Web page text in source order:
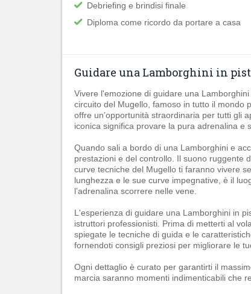
Debriefing e brindisi finale
Diploma come ricordo da portare a casa
Guidare una Lamborghini in
Vivere l'emozione di guidare una
circuito del Mugello, famoso in tutto il mondo
offre un’opportunità straordinaria per tutti gli
iconica significa provare la pura adrenalina e
Quando sali a bordo di una Lamborghini e
prestazioni e del controllo. Il suono ruggente
curve tecniche del Mugello ti faranno vivere
lunghezza e le sue curve impegnative, è il
l’adrenalina scorrere nelle vene.
L'esperienza di guidare una Lamborghini in
istruttori professionisti. Prima di metterti al
spiegate le tecniche di guida e le
fornendoti consigli preziosi per migliorare le
Ogni dettaglio è curato per garantirti il
marcia saranno momenti indimenticabili che